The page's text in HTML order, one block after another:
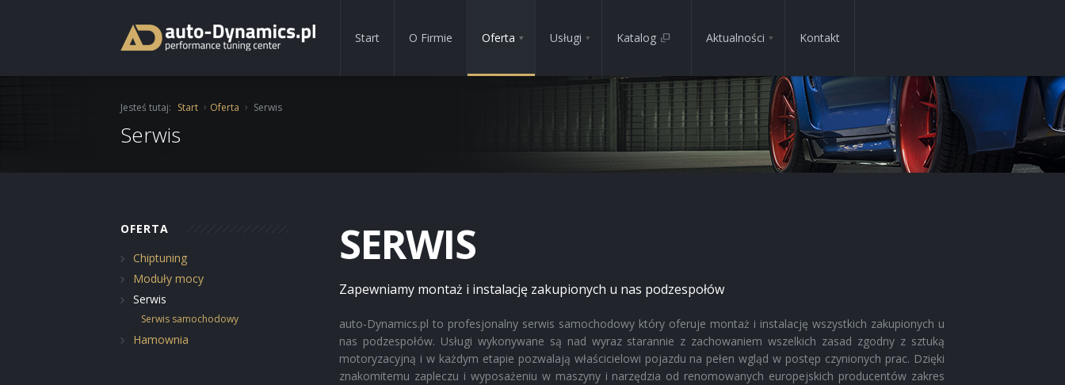
Start O Firmie Oferta Usługi Katalog Aktualności Kontakt
O Firmie
Moduły mocy
Serwis
Serwis samochodowy
Hamownia
Ochrona lakieru folią
Auto Detailing
Transport pojazdu
Renowacja felg
Katalog
Aktualności
Blog
Realizacje
Kontakt
Jesteś tutaj: Start Oferta Serwis
Serwis
OFERTA
Chiptuning
Moduły mocy
Serwis
Serwis samochodowy
Hamownia
SERWIS
Zapewniamy montaż i instalację zakupionych u nas podzespołów
auto-Dynamics.pl to profesjonalny serwis samochodowy który oferuje montaż i instalację wszystkich zakupionych u
nas podzespołów. Usługi wykonywane są nad wyraz starannie z zachowaniem wszelkich zasad zgodny z sztuką
motoryzacyjną i w każdym etapie pozwalają właścicielowi pojazdu na pełen wgląd w postęp czynionych prac. Dzięki
znakomitemu zapleczu i wyposażeniu w maszyny i narzędzia od renomowanych europejskich producentów zakres